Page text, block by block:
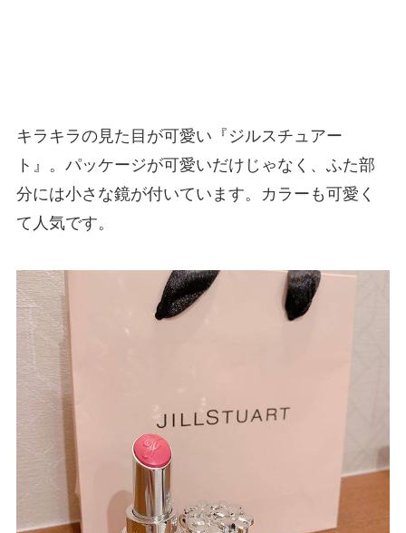
キラキラの見た目が可愛い『ジルスチュアー
ト』。パッケージが可愛いだけじゃなく、ふた部
分には小さな鏡が付いています。カラーも可愛く
て人気です。